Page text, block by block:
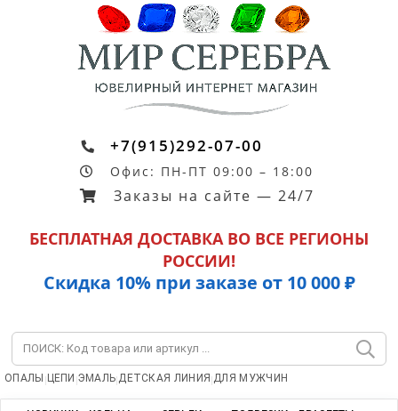
+7(915)292-07-00
Офис: ПН-ПТ 09:00 – 18:00
Заказы на сайте — 24/7
БЕСПЛАТНАЯ ДОСТАВКА ВО ВСЕ РЕГИОНЫ
РОССИИ!
Скидка 10% при заказе от 10 000 ₽
ОПАЛЫ | ЦЕПИ |ЭМАЛЬ|ДЕТСКАЯ ЛИНИЯ |ДЛЯ МУЖЧИН